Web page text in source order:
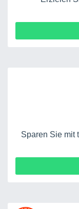
Sparen Sie mit